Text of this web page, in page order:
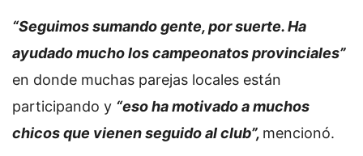
“Seguimos sumando gente, por suerte. Ha
ayudado mucho los campeonatos provinciales”
en donde muchas parejas locales están
participando y “eso ha motivado a muchos
chicos que vienen seguido al club”, mencionó.